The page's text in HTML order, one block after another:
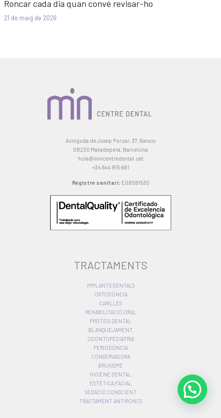
Roncar cada dia quan convé revisar-ho
21 de maig de 2026
Avinguda de Josep Porcar, 37, Baixos
08230 Matadepera, Barcelona
hola@mincentredental.cat
+34 644 915 681
Registre sanitari: E08591530
TRACTAMENTS
IMPLANTS DENTALS
ORTODÒNCIA
CARILLES
REHABILITACIÓ ORAL
PRÒTESI DENTAL
BLANQUEJAMENT
ODONTOPEDIATRIA
PERIODÒNCIA
CONSERVADORA
BRUXISME
HIGIENE DENTAL
ESTÈTICA FACIAL
SEDACIÓ CONSCIENT
TRACTAMENT ANTIRONCS